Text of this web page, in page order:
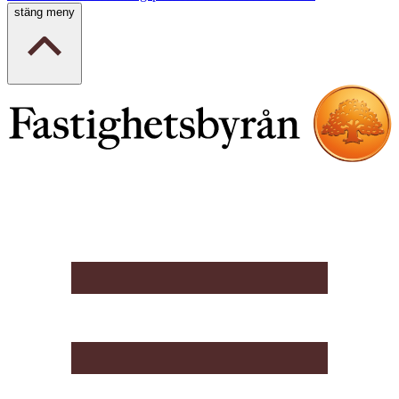
stäng meny